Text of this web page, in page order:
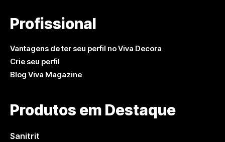
Profissional
Vantagens de ter seu perfil no Viva Decora
Crie seu perfil
Blog Viva Magazine
Produtos em Destaque
Sanitrit